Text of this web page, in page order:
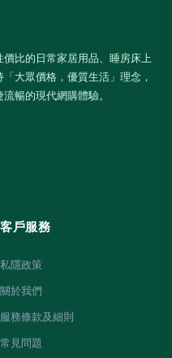
價比的日常家居用品、睡房床上
大眾價格，優質生活」理念，
暢的現代網購體驗。
客戶服務
私隱政策
關於我們
服務條款及細則
常見問題